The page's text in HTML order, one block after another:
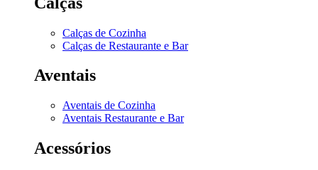
Calças de Cozinha
Calças de Restaurante e Bar
Aventais
Aventais de Cozinha
Aventais Restaurante e Bar
Acessórios